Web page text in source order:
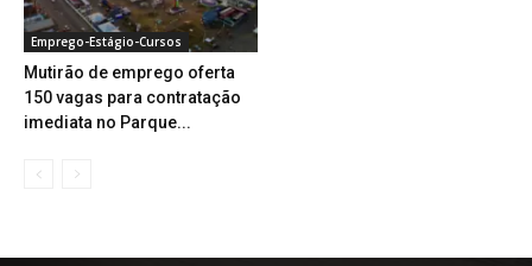
Emprego-Estágio-Cursos
Mutirão de emprego oferta
150 vagas para contratação
imediata no Parque...